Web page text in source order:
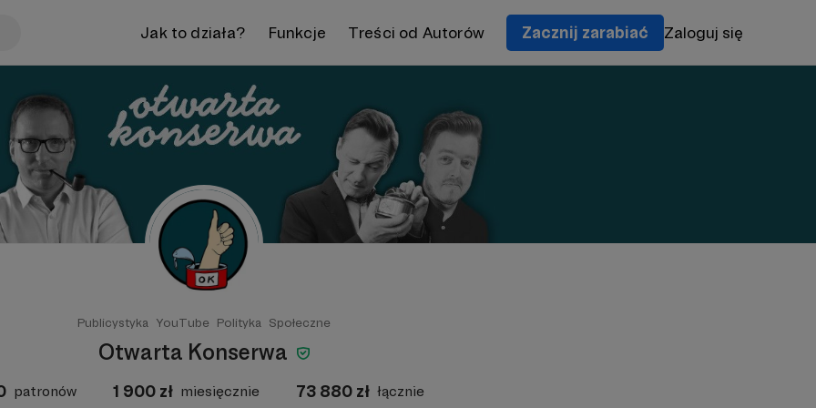
Jak to działa? Funkcje Treści od Autorów Zacznij zarabiać Zaloguj się
Publicystyka YouTube Polityka Społeczne
Otwarta Konserwa
patronów 1 900 zł miesięcznie 73 880 zł łącznie